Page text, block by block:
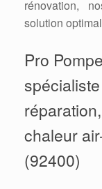
rénovation,
solution
Pro
chaleur
(92400)